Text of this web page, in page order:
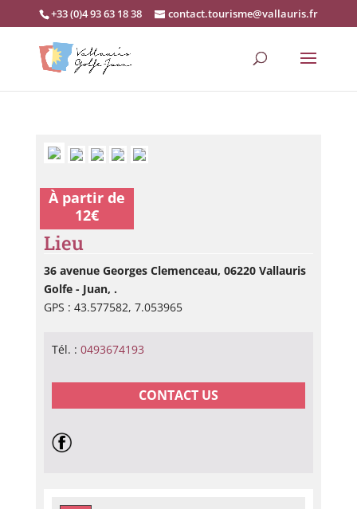
+33 (0)4 93 63 18 38 contact.tourisme@vallauris.fr
À partir de
12€
Lieu
36 avenue Georges Clemenceau, 06220 Vallauris
Golfe - Juan, .
GPS : 43.577582, 7.053965
Tél. : 0493674193
CONTACT US